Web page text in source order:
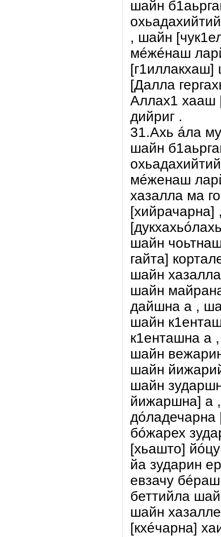
шайн
, шайн
мéжéнаш
[г1иллакхаш]
[Далла
Аллах1 хааш
дийриг .
31.Ахь áла
шайн
мéженаш
хазалла ма
шайн
гайта]
шайн
шайн
дайшна а ,
шайн
к1енташна а
шайн
шайн
шайн
йижаршна] а
дóладечарна
бóжарех
[хьашто]
йа зударин
евзачу
беттийла
шайн
[кхéчарна]